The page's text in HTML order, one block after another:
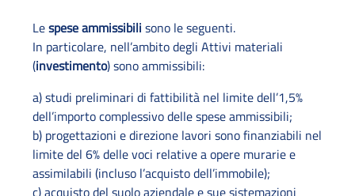
Lespese ammissibili sono le seguenti.
In particolare, nell’ambito degli Attivi materiali
(investimento) sono ammissibili:
a) studi preliminari di fattibilità nel limite dell’1,5%
dell’importo complessivo delle spese ammissibili;
b) progettazioni e direzione lavori sono finanziabili nel
limite del 6% delle voci relative a opere murarie e
assimilabili (incluso l’acquisto dell’immobile);
c) acquisto del suolo aziendale e sue sistemazioni